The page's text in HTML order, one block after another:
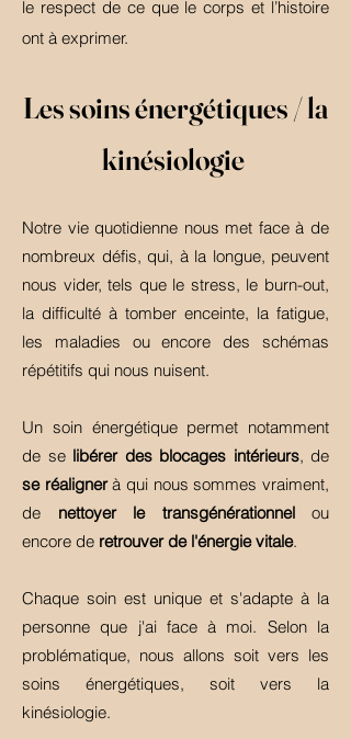
le respect de ce que le corps et l’histoire
ont à exprimer.
Les soins énergétiques / la
kinésiologie
Notre vie quotidienne nous met face à de
nombreux défis, qui, à la longue, peuvent
nous vider, tels que le stress, le burn-out,
la difficulté à tomber enceinte, la fatigue,
les maladies ou encore des schémas
répétitifs qui nous nuisent.
Un soin énergétique permet notamment
de se libérer des blocages intérieurs, de
se réalignerà qui nous sommes vraiment,
de nettoyer le transgénérationnelou
encore de retrouver de l'énergie vitale.
Chaque soin est unique et s'adapte à la
personne que j'ai face à moi. Selon la
problématique, nous allons soit vers les
soins énergétiques, soit vers la
kinésiologie.